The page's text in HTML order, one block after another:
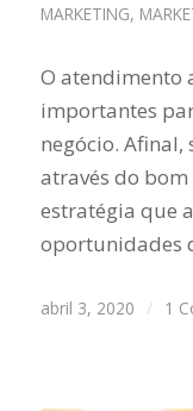
MARKETING,
O atendimento
importantes
negócio. Afinal,
através do
estratégia que
oportunidades
abril 3, 2020 / 1